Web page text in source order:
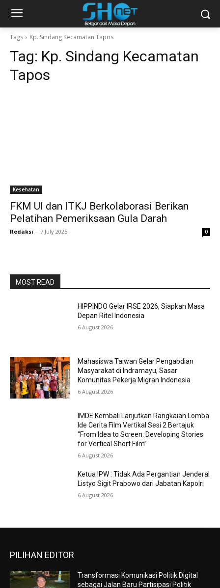
Tags Kp. Sindang Kecamatan Tapos
Tag: Kp. Sindang Kecamatan
Tapos
Kesehatan
FKM UI dan ITKJ Berkolaborasi Berikan
Pelatihan Pemeriksaan Gula Darah
Redaksi - 7 July 2025 0
MOST READ
HIPPINDO Gelar IRSE 2026, Siapkan Masa
Depan Ritel Indonesia
6 August 2026
Mahasiswa Taiwan Gelar Pengabdian
Masyarakat di Indramayu, Sasar
Komunitas Pekerja Migran Indonesia
6 August 2026
IMDE Kembali Lanjutkan Rangkaian Lomba
Ide Cerita Film Vertikal Sesi 2 Bertajuk
“From Idea to Screen: Developing Stories
for Vertical Short Film”
6 August 2026
Ketua IPW : Tidak Ada Pergantian Jenderal
Listyo Sigit Prabowo dari Jabatan Kapolri
6 August 2026
PILIHAN EDITOR
Transformasi Komunikasi Politik Digital
sebagai Jalan Baru Partisipasi Politik